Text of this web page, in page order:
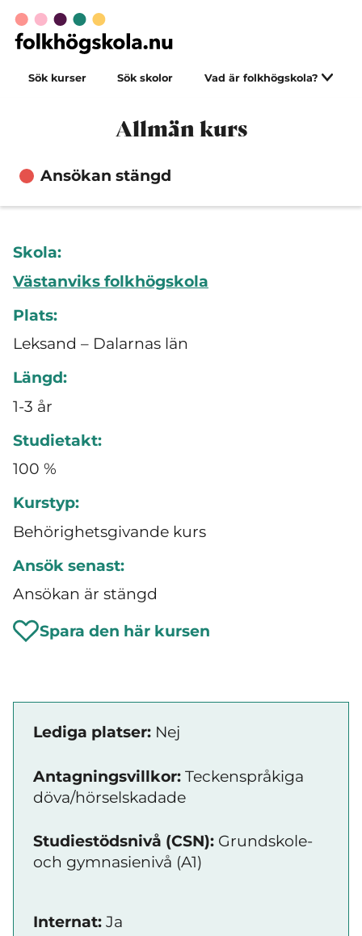
Sök kurser Sök skolor Vad är folkhögskola?
Allmän kurs
Ansökan stängd
Skola:
Västanviks folkhögskola
Plats:
Leksand – Dalarnas län
Längd:
1-3 år
Studietakt:
100 %
Kurstyp:
Behörighetsgivande kurs
Ansök senast:
Ansökan är stängd
Spara den här kursen
Lediga platser: Nej
Antagningsvillkor: Teckenspråkiga
döva/hörselskadade
Studiestödsnivå (CSN): Grundskole-
och gymnasienivå (A1)
Internat: Ja